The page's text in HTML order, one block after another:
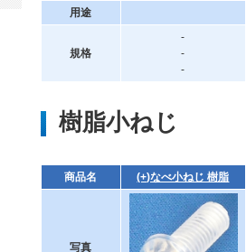
用途
規格
-
-
-
樹脂小ねじ
商品名 (+)なべ小ねじ 樹脂
写真